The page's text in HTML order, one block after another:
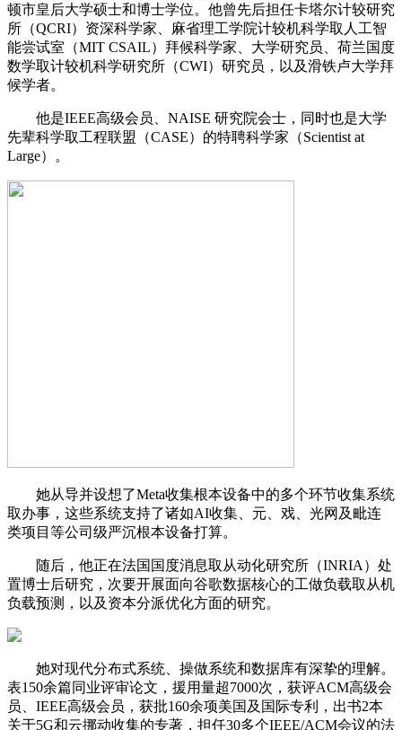
顿市皇后大学硕士和博士学位。他曾先后担任卡塔尔计较研究
所（QCRI）资深科学家、麻省理工学院计较机科学取人工智
能尝试室（MIT CSAIL）拜候科学家、大学研究员、荷兰国度
数学取计较机科学研究所（CWI）研究员，以及滑铁卢大学拜
候学者。
他是IEEE高级会员、NAISE 研究院会士，同时也是大学
先辈科学取工程联盟（CASE）的特聘科学家（Scientist at
Large）。
她从导并设想了Meta收集根本设备中的多个环节收集系统
取办事，这些系统支持了诸如AI收集、元、戏、光网及毗连
类项目等公司级严沉根本设备打算。
随后，他正在法国国度消息取从动化研究所（INRIA）处
置博士后研究，次要开展面向谷歌数据核心的工做负载取从机
负载预测，以及资本分派优化方面的研究。
她对现代分布式系统、操做系统和数据库有深挚的理解。
表150余篇同业评审论文，援用量超7000次，获评ACM高级会
员、IEEE高级会员，获批160余项美国及国际专利，出书2本
关于5G和云挪动收集的专著，担任30多个IEEE/ACM会议的法